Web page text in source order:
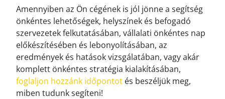
Amennyiben az Ön cégének is jól jönne a segítség
önkéntes lehetőségek, helyszínek és befogadó
szervezetek felkutatásában, vállalati önkéntes nap
előkészítésében és lebonyolításában, az
eredmények és hatások vizsgálatában, vagy akár
komplett önkéntes stratégia kialakításában,
foglaljon hozzánk időpontot és beszéljük meg,
miben tudunk segíteni!